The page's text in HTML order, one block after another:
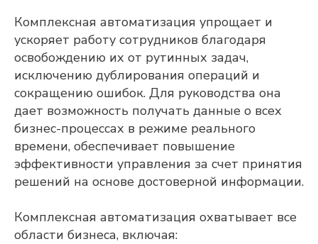
Комплексная автоматизация упрощает и
ускоряет работу сотрудников благодаря
освобождению их от рутинных задач,
исключению дублирования операций и
сокращению ошибок. Для руководства она
дает возможность получать данные о всех
бизнес-процессах в режиме реального
времени, обеспечивает повышение
эффективности управления за счет принятия
решений на основе достоверной информации.
Комплексная автоматизация охватывает все
области бизнеса, включая: